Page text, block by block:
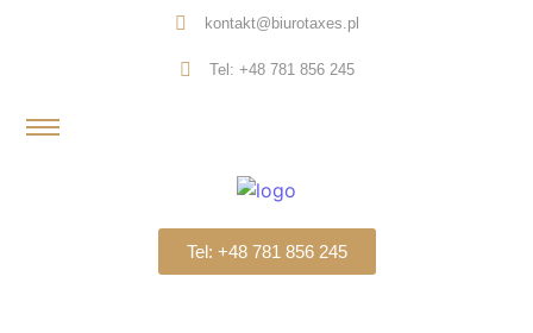
kontakt@biurotaxes.pl
Tel: +48 781 856 245
Tel: +48 781 856 245